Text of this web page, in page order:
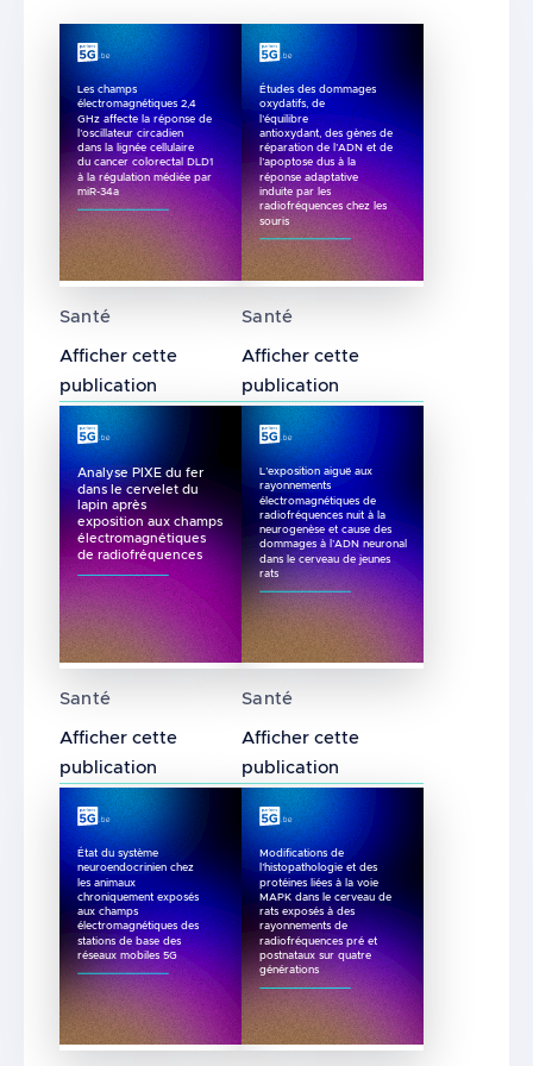
Les champs
électromagnétiques 2,4
GHz affecte la réponse de
l’oscillateur circadien
dans la lignée cellulaire
du cancer colorectal DLD1
à la régulation médiée par
miR-34a
Santé
Afficher cette
publication
Études des dommages
oxydatifs, de
l’équilibre
antioxydant, des gènes de
réparation de l’ADN et de
l’apoptose dus à la
réponse adaptative
induite par les
radiofréquences chez les
souris
Santé
Afficher cette
publication
Analyse PIXE du fer
dans le cervelet du
lapin après
exposition aux champs
électromagnétiques
de radiofréquences
Santé
Afficher cette
publication
L’exposition aiguë aux
rayonnements
électromagnétiques de
radiofréquences nuit à la
neurogenèse et cause des
dommages à l’ADN neuronal
dans le cerveau de jeunes
rats
Santé
Afficher cette
publication
État du système
neuroendocrinien chez
les animaux
chroniquement exposés
aux champs
électromagnétiques des
stations de base des
réseaux mobiles 5G
Modifications de
l’histopathologie et des
protéines liées à la voie
MAPK dans le cerveau de
rats exposés à des
rayonnements de
radiofréquences pré et
postnataux sur quatre
générations